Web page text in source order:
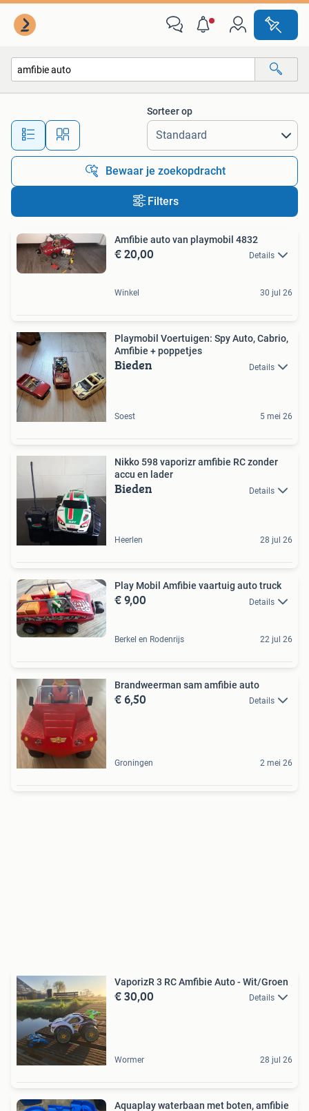
Alle afstanden…
Sorteer op
Bewaar je zoekopdracht
Filters
Amfibie auto van playmobil 4832
€ 20,00 Details
Winkel 30 jul 26
Playmobil Voertuigen: Spy Auto, Cabrio,
Amfibie + poppetjes
Bieden Details
Soest 5 mei 26
Nikko 598 vaporizr amfibie RC zonder
accu en lader
Bieden Details
Heerlen 28 jul 26
Play Mobil Amfibie vaartuig auto truck
€ 9,00 Details
Berkel en Rodenrijs 22 jul 26
Brandweerman sam amfibie auto
€ 6,50 Details
Groningen 2 mei 26
VaporizR 3 RC Amfibie Auto - Wit/Groen
€ 30,00 Details
Wormer 28 jul 26
Aquaplay waterbaan met boten, amfibie